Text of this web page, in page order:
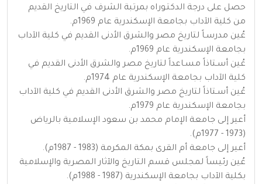
حصل على درجة الدكتـوراه بمرتبة الشرف في التاريخ القديم
من كلية الآداب بجامعة الإسكندرية عام 1969م.
عُين مدرسـاً لتاريخ مصر والشرق الأدنى القديم في كلية الآداب
بجامعة الإسكندرية عام 1969م.
عُين أسـتاذاً مسـاعداً لتاريخ مصر والشرق الأدنى القديم في
كلية الآداب بجامعة الإسكندرية عام 1974م.
عُين أسـتاذاً لتاريخ مصر والشرق الأدنى القديم في كلية الآداب
بجامعة الإسكندرية عام 1979م.
أعير إلى جامعة الإمام محمد بن سعود الإسلامية بالرياض
(1973 - 1977م).
أعير إلى جامعة أم القرى بمكة المكرمة (1983 - 1987م).
عُين رئيساً لمجلس قسم التاريخ والآثار المصرية والإسلامية
بكلية الآداب بجامعة الإسكندرية (1987 - 1988م).